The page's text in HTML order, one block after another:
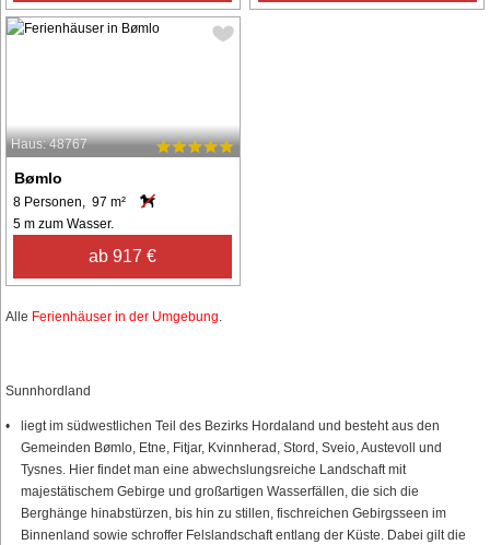
Haus: 48767
Bømlo
8 Personen, 97 m²
5 m zum Wasser.
ab 917 €
Alle Ferienhäuser in der Umgebung.
Sunnhordland
liegt im südwestlichen Teil des Bezirks Hordaland und besteht aus den
Gemeinden Bømlo, Etne, Fitjar, Kvinnherad, Stord, Sveio, Austevoll und
Tysnes. Hier findet man eine abwechslungsreiche Landschaft mit
majestätischem Gebirge und großartigen Wasserfällen, die sich die
Berghänge hinabstürzen, bis hin zu stillen, fischreichen Gebirgsseen im
Binnenland sowie schroffer Felslandschaft entlang der Küste. Dabei gilt die